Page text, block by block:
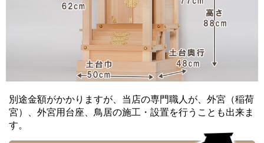
別途金額がかかりますが、当店の専門職人が、 外宮（稲荷
宮）、外宮用台座、鳥居の施工・設置を行うことも出来ま
す。